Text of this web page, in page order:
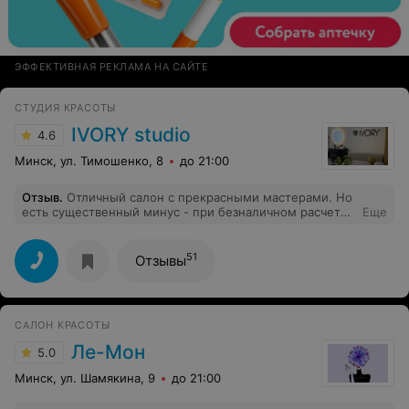
ЭФФЕКТИВНАЯ РЕКЛАМА НА САЙТЕ
СТУДИЯ КРАСОТЫ
4.6 IVORY studio
Минск, ул. Тимошенко, 8 до 21:00
Отзыв. Отличный салон с прекрасными мастерами. Но
есть существенный минус - при безналичном расчете
Еще
Отзывы51
САЛОН КРАСОТЫ
5.0 Ле-Мон
Минск, ул. Шамякина, 9 до 21:00